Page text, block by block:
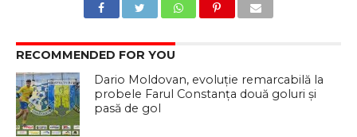
RECOMMENDED FOR YOU
Dario Moldovan, evoluție remarcabilă la
probele Farul Constanța două goluri și
pasă de gol